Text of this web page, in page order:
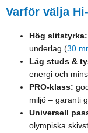
Varför välja
Hög slitstyrka:
underlag (30
Låg studs &
energi och
PRO-klass:
miljö – garanti
Universell
olympiska